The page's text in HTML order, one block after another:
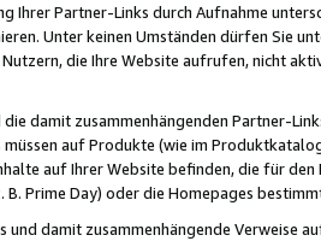
Ihrer Partner-Links durch Aufnahme
Unter keinen Umständen dürfen Sie
die Ihre Website aufrufen, nicht
damit zusammenhängenden Partner-
auf Produkte (wie im
auf Ihrer Website befinden, die für
B. Prime Day) oder die Homepages
und damit zusammenhängende